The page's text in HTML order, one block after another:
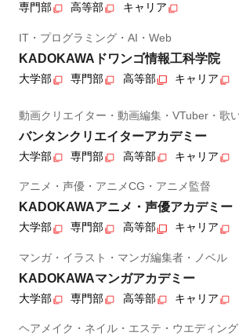
専門部 高等部 キャリア
IT・プログラミング・AI・Web
KADOKAWAドワンゴ情報工科学院
大学部 専門部 高等部 キャリア
動画クリエイター・動画編集・VTuber・歌
バンタンクリエイターアカデミー
大学部 専門部 高等部 キャリア
アニメ・声優・アニメCG・アニメ監督
KADOKAWAアニメ・声優アカデミー
大学部 専門部 高等部 キャリア
マンガ・イラスト・マンガ編集者・ノベル
KADOKAWAマンガアカデミー
大学部 専門部 高等部 キャリア
ヘアメイク・ネイル・エステ・ウエディング